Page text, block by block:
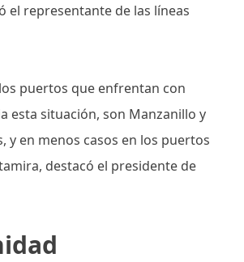
el representante de las líneas
puertos que enfrentan con
esta situación, son Manzanillo y
y en menos casos en los puertos
destacó el presidente de